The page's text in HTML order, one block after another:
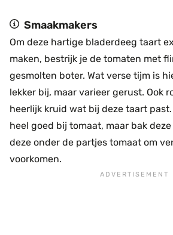
Smaakmakers
Om deze hartige bladerdeeg taart
maken, bestrijk je de tomaten met
gesmolten boter. Wat verse tijm is
lekker bij, maar varieer gerust. Ook
heerlijk kruid wat bij deze taart
heel goed bij tomaat, maar bak
deze onder de partjes tomaat om
voorkomen.